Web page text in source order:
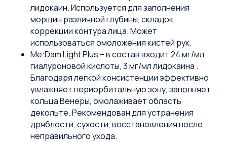
лидокаин. Используется для заполнения
морщин различной глубины, складок,
коррекции контура лица. Может
использоваться омоложения кистей рук.
Me:Dam Light Plus – в состав входит 24 мг/мл
гиалуроновой кислоты, 3 мг/мл лидокаина .
Благодаря легкой консистенции эффективно
увлажняет периорбитальную зону, заполняет
кольца Венеры, омолаживает область
декольте. Рекомендован для устранения
дряблости, сухости, восстановления после
неправильного ухода.